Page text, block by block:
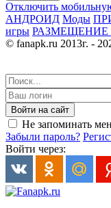
Отключить
АНДРОИД Моды
игры
© fanapk.ru 2013г. -
Войти на сайт
Не запоминать
Забыли пароль?
Войти через: